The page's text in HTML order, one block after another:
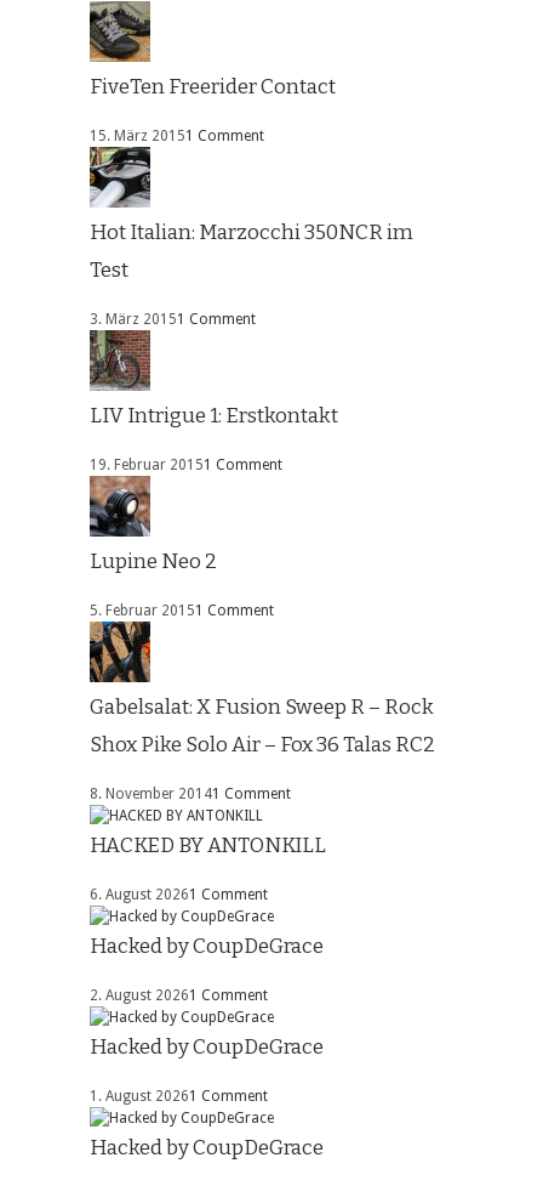
FiveTen Freerider Contact
15. März 20151 Comment
Hot Italian: Marzocchi 350NCR im
Test
3. März 20151 Comment
LIV Intrigue 1: Erstkontakt
19. Februar 20151 Comment
Lupine Neo 2
5. Februar 20151 Comment
Gabelsalat: X Fusion Sweep R – Rock
Shox Pike Solo Air – Fox 36 Talas RC2
8. November 20141 Comment
HACKED BY ANTONKILL
6. August 20261 Comment
Hacked by CoupDeGrace
2. August 20261 Comment
Hacked by CoupDeGrace
1. August 20261 Comment
Hacked by CoupDeGrace